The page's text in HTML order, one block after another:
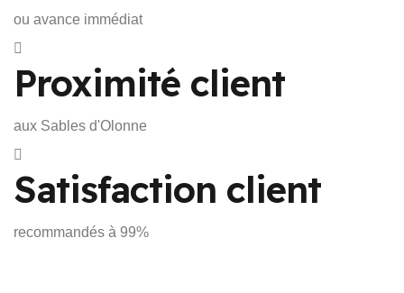
ou avance immédiat
Proximité client
aux Sables d'Olonne
Satisfaction client
recommandés à 99%